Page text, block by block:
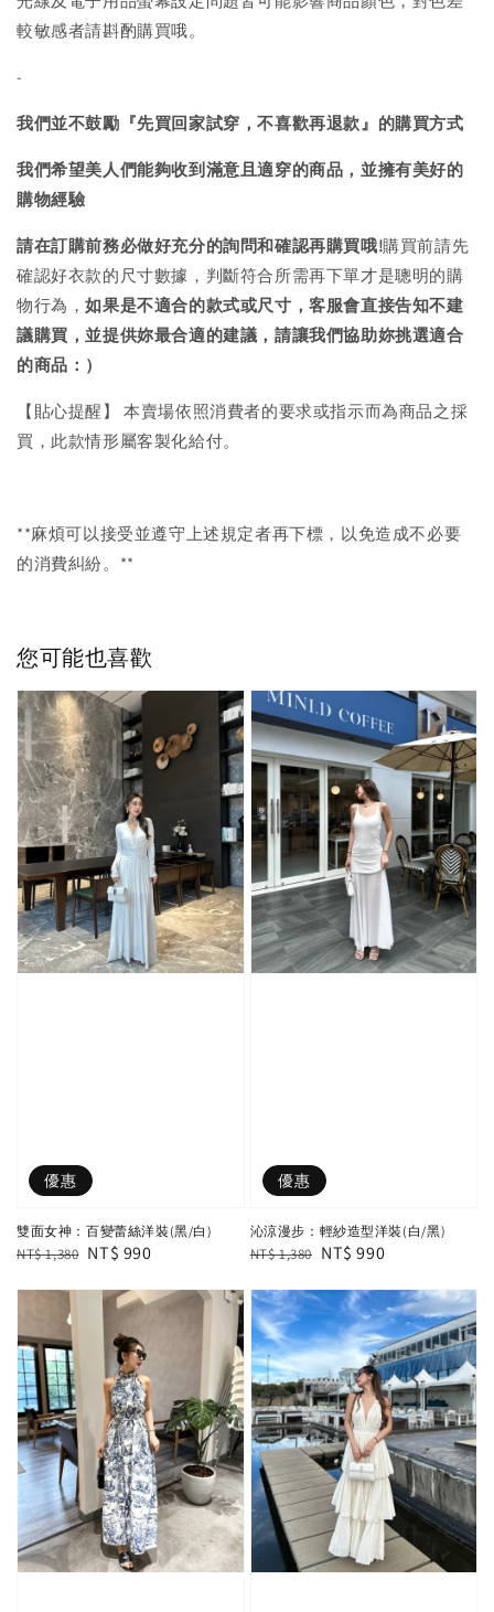
較敏感者請斟酌購買哦。
-
我們並不鼓勵『先買回家試穿，不喜歡再退款』的購買方式
我們希望美人們能夠收到滿意且適穿的商品，並擁有美好的
購物經驗
請在訂購前務必做好充分的詢問和確認再購買哦!購買前請先
確認好衣款的尺寸數據，判斷符合所需再下單才是聰明的購
物行為，如果是不適合的款式或尺寸，客服會直接告知不建
議購買，並提供妳最合適的建議，請讓我們協助妳挑選適合
的商品：）
【貼心提醒】 本賣場依照消費者的要求或指示而為商品之採
買，此款情形屬客製化給付。
**麻煩可以接受並遵守上述規定者再下標，以免造成不必要
的消費糾紛。**
您可能也喜歡
優惠
雙面女神：百變蕾絲洋裝(黑/白)
Regular
NT$ 1,380 Sale
NT$ 990
優惠
沁涼漫步：輕紗造型洋裝(白/黑)
Regular
NT$ 1,380 Sale
NT$ 990